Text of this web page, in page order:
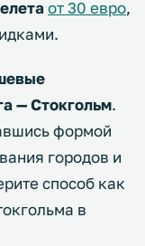
от 30 евро,
— Стокгольм.
формой
городов и
способ как
в